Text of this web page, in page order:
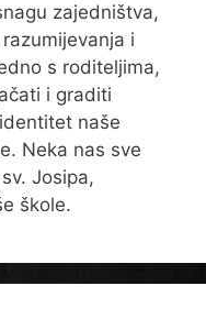
zajedništva,
i
s roditeljima,
i graditi
naše
Neka nas sve
Josipa,
škole.